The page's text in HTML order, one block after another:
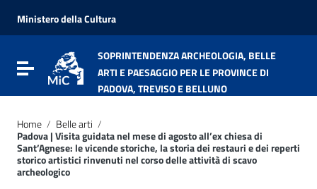
Vai al menu di navigazione
Vai al footer
Ministero della Cultura
Attiva / disattiva la navigazione
SOPRINTENDENZA ARCHEOLOGIA, BELLE
ARTI E PAESAGGIO PER LE PROVINCE DI
PADOVA, TREVISO E BELLUNO
Home / Belle arti /
Padova | Visita guidata nel mese di agosto all’ex chiesa di
Sant’Agnese: le vicende storiche, la storia dei restauri e dei reperti
storico artistici rinvenuti nel corso delle attività di scavo
archeologico